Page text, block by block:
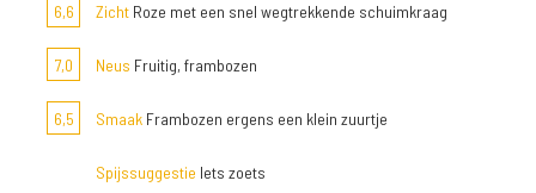
6,6
Zicht Roze met een snel wegtrekkende schuimkraag
7,0 Neus Fruitig, frambozen
6,5 Smaak Frambozen ergens een klein zuurtje
Spijssuggestie Iets zoets